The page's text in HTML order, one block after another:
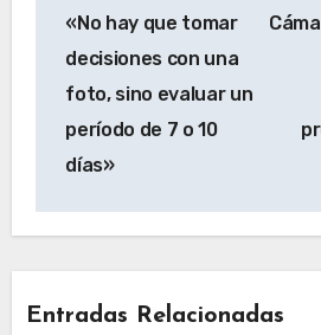
«No hay que tomar
decisiones con una
foto, sino evaluar un
período de 7 o 10
días»
Entradas Relacionadas